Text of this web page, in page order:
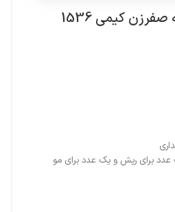
کیمی 1536
عدد برای ریش و یک عدد برای مو